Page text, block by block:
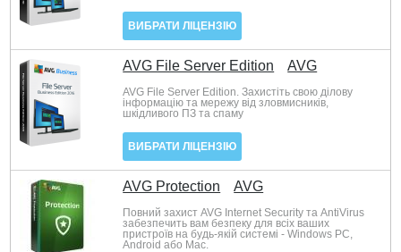
ВИБРАТИ ЛІЦЕНЗІЮ
AVG File Server Edition AVG
AVG File Server Edition. Захистіть свою ділову
інформацію та мережу від зловмисників,
шкідливого ПЗ та спаму
ВИБРАТИ ЛІЦЕНЗІЮ
AVG Protection AVG
Повний захист AVG Internet Security та AntiVirus
забезпечить вам безпеку для всіх ваших
пристроїв на будь-якій системі - Windows PC,
Android або Mac.